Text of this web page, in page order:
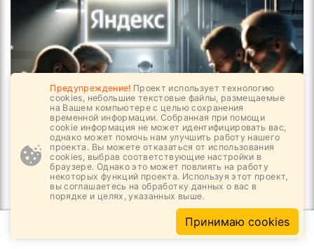
3 333
06.08, 10:24
Победа Яндекса и смерть Интернета?
Предупреждение! Проект использует технологию
cookies, небольшие текстовые файлы, размещаемые
на Вашем компьютере с целью сохранения
временной информации. Собранная при помощи
cookie информация не может идентифицировать вас,
однако может помочь нам улучшить работу нашего
проекта. Вы можете отказаться от использования
cookies, выбрав соответствующие настройки в
браузере. Однако это может повлиять на работу
некоторых функций проекта. Используя этот проект,
вы соглашаетесь на обработку данных о вас в
порядке и целях, указанных выше.
Принимаю cookies